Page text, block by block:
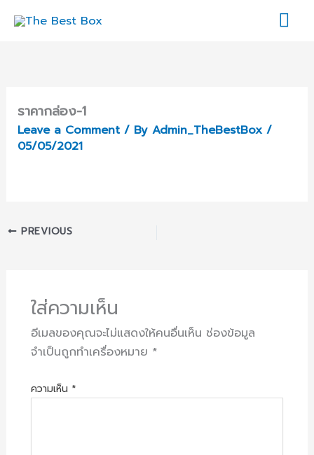
ราคากล่อง-1
Leave a Comment / ByAdmin_TheBestBox/
05/05/2021
PREVIOUS
ใส่ความเห็น
อีเมลของคุณจะไม่แสดงให้คนอื่นเห็น ช่องข้อมูล
จำเป็นถูกทำเครื่องหมาย *
ความเห็น *